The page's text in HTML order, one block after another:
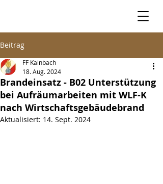
Beitrag
Brandeinsatz - B02 Unterstützung
bei Aufräumarbeiten mit WLF-K
nach Wirtschaftsgebäudebrand
FF Kainbach
18. Aug. 2024
Aktualisiert: 14. Sept. 2024